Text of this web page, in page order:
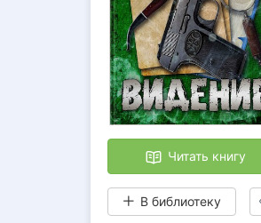
Читать книгу
В библиотеку